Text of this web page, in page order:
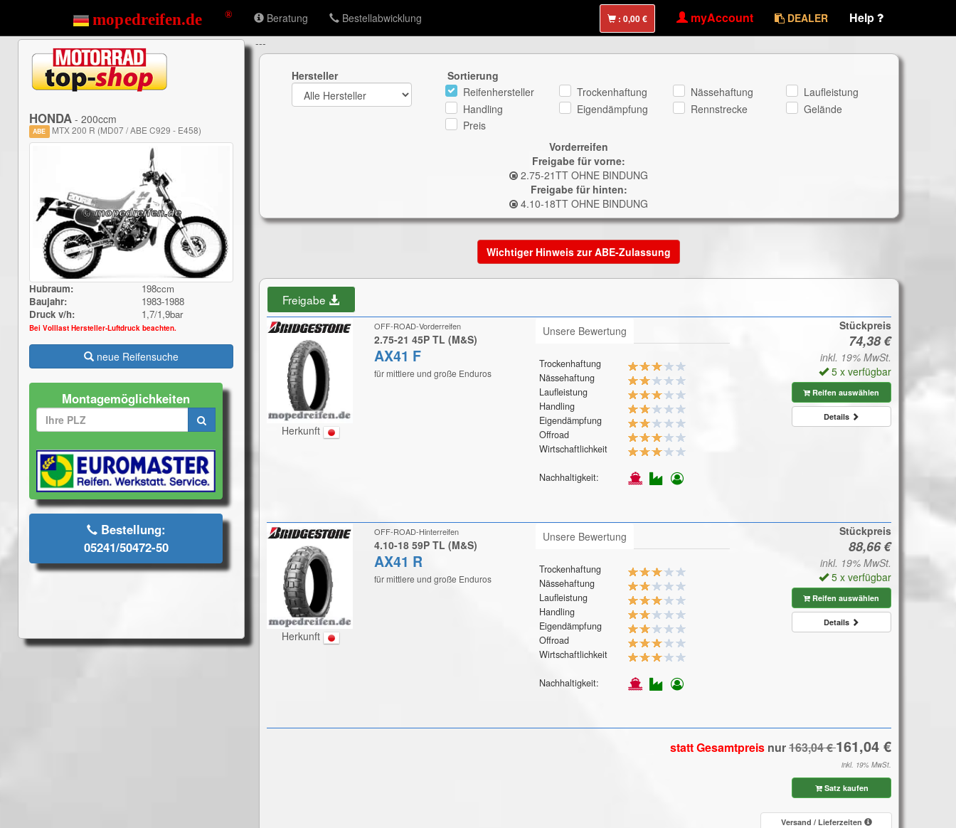
Beratung Bestellabwicklung : myAccount DEALER Help
HONDA - 200ccm
ABE MTX 200 R (MD07 / ABE C929 - E458)
Hubraum:
198ccm
Baujahr:
1983-1988
Druck v/h:
1,7/1,9bar
Bei Volllast Hersteller-Luftdruck beachten.
neue Reifensuche
Montagemöglichkeiten
Bestellung:
05241/50472-50
---
Hersteller
Sortierung
Reifenhersteller
Trockenhaftung Nässehaftung
Laufleistung
Handling
Eigendämpfung Rennstrecke
Gelände
Preis
Vorderreifen
Freigabe für vorne:
2.75-21TT OHNE BINDUNG
Freigabe für hinten:
4.10-18TT OHNE BINDUNG
Wichtiger Hinweis zur ABE-Zulassung
Freigabe
Herkunft
OFF-ROAD-Vorderreifen
2.75-21 45P TL (M&S)
AX41 F
für mittlere und große Enduros
Unsere Bewertung
Trockenhaftung
Nässehaftung
Laufleistung
Handling
Eigendämpfung
Offroad
Wirtschaftlichkeit
Nachhaltigkeit:
Stückpreis
inkl. 19% MwSt.
5 x verfügbar
Reifen auswählen
Details
Herkunft
OFF-ROAD-Hinterreifen
4.10-18 59P TL (M&S)
AX41 R
für mittlere und große Enduros
Unsere Bewertung
Trockenhaftung
Nässehaftung
Laufleistung
Handling
Eigendämpfung
Offroad
Wirtschaftlichkeit
Nachhaltigkeit:
Stückpreis
inkl. 19% MwSt.
5 x verfügbar
Reifen auswählen
Details
statt Gesamtpreis nur
inkl. 19% MwSt.
Satz kaufen
Versand / Lieferzeiten